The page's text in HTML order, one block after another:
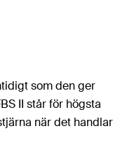
som den ger
II står för högsta
när det handlar